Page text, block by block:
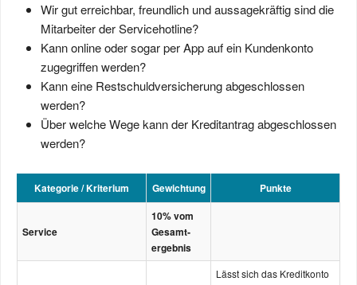
Wir gut erreichbar, freundlich und aussagekräftig sind die
Mitarbeiter der Servicehotline?
Kann online oder sogar per App auf ein Kundenkonto
zugegriffen werden?
Kann eine Restschuld­versicherung abgeschlossen
werden?
Über welche Wege kann der Kreditantrag abgeschlossen
werden?
Kategorie / Kriterium Gewichtung Punkte
Service
10% vom
Gesamt­­
ergebnis
Lässt sich das Kreditkonto